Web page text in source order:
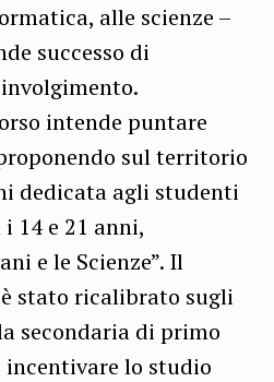
alle scienze –
successo di
intende puntare
sul territorio
dedicata agli studenti
14 e 21 anni,
e le Scienze”. Il
stato ricalibrato sugli
secondaria di primo
incentivare lo studio